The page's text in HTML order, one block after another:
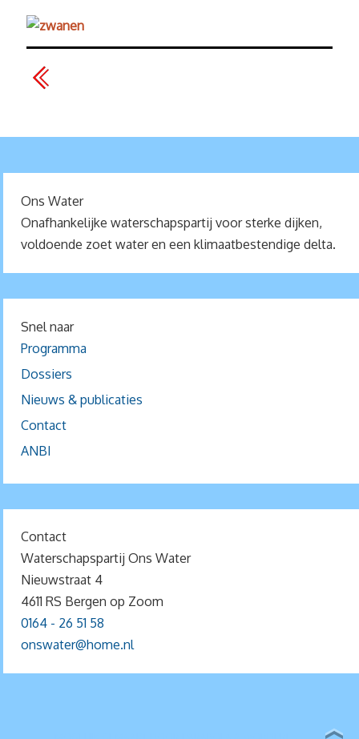
Ons Water
Onafhankelijke waterschapspartij voor sterke dijken,
voldoende zoet water en een klimaatbestendige delta.
Snel naar
Programma
Dossiers
Nieuws & publicaties
Contact
ANBI
Contact
Waterschapspartij Ons Water
Nieuwstraat 4
4611 RS Bergen op Zoom
0164 - 26 51 58
onswater@home.nl